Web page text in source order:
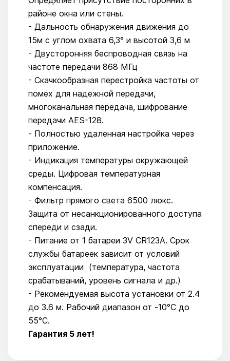
районе окна или стены.
- Дальность обнаружения движения до
15м с углом охвата 6,3° и высотой 3,6 м
- Двусторонняя беспроводная связь на
частоте передачи 868 МГц
- Скачкообразная перестройка частоты от
помех для надежной передачи,
многоканальная передача, шифрование
передачи AES-128.
- Полностью удаленная настройка через
приложение.
- Индикация температуры окружающей
среды. Цифровая температурная
компенсация.
- Фильтр прямого света 6500 люкс.
Защита от несанкционированного доступа
спереди и сзади.
- Питание от 1 батареи 3V CR123A. Срок
службы батареек зависит от условий
эксплуатации (температура, частота
срабатываний, уровень сигнала и др.)
- Рекомендуемая высота установки от 2.4
до 3.6 м. Рабочий диапазон от -10°C до
55°C.
Гарантия 5 лет!